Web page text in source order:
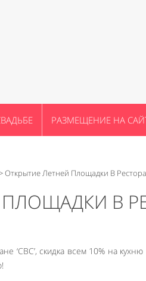
РАЗМЕЩЕНИЕ НА
Открытие Летней Площадки В
В
‘СВС’, скидка всем 10% на